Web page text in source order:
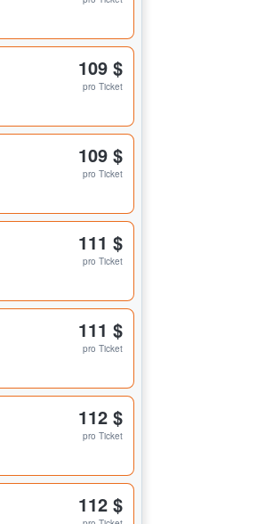
109 $
pro Ticket
109 $
pro Ticket
111 $
pro Ticket
111 $
pro Ticket
112 $
pro Ticket
112 $